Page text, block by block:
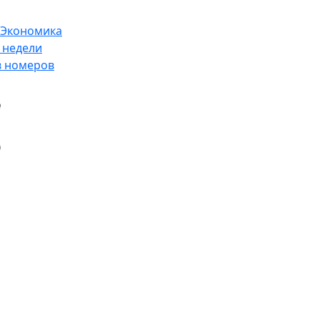
Экономика
номеров